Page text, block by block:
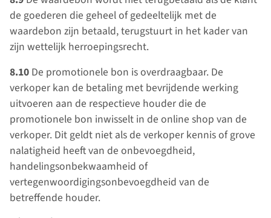
de goederen die geheel of gedeeltelijk met de
waardebon zijn betaald, terugstuurt in het kader van
zijn wettelijk herroepingsrecht.
8.10 De promotionele bon is overdraagbaar. De
verkoper kan de betaling met bevrijdende werking
uitvoeren aan de respectieve houder die de
promotionele bon inwisselt in de online shop van de
verkoper. Dit geldt niet als de verkoper kennis of grove
nalatigheid heeft van de onbevoegdheid,
handelingsonbekwaamheid of
vertegenwoordigingsonbevoegdheid van de
betreffende houder.